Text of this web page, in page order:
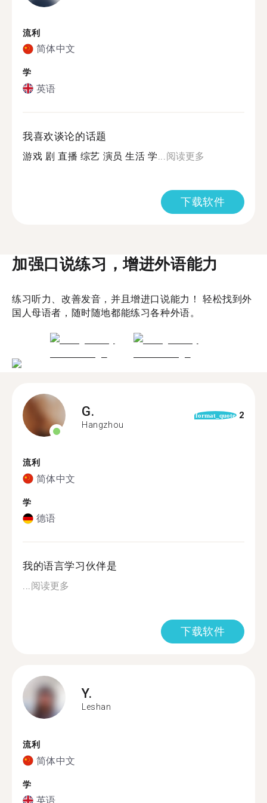
流利
简体中文
学
英语
我喜欢谈论的话题
游戏 剧 直播 综艺 演员 生活 学... 阅读更多
下载软件
加强口说练习，增进外语能力
练习听力、改善发音，并且增进口说能力！ 轻松找到外
国人母语者，随时随地都能练习各种外语。
G.
Hangzhou
format_quote 2
流利
简体中文
学
德语
我的语言学习伙伴是
...阅读更多
下载软件
Y.
Leshan
流利
简体中文
学
英语